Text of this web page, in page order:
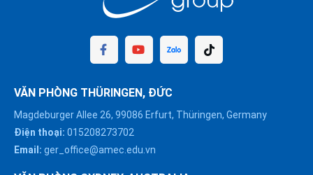
VĂN PHÒNG THÜRINGEN, ĐỨC
Magdeburger Allee 26, 99086 Erfurt, Thüringen, Germany
Điện thoại: 015208273702
Email: ger_office@amec.edu.vn